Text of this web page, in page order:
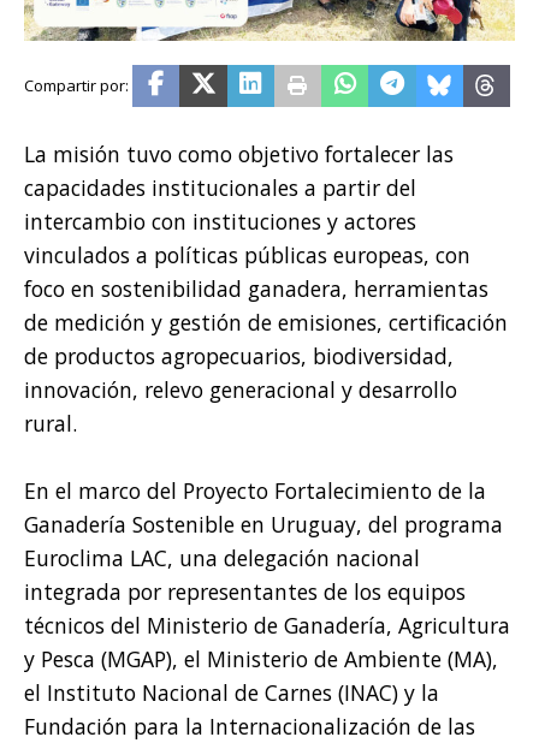
La misión tuvo como objetivo fortalecer las
capacidades institucionales a partir del
intercambio con instituciones y actores
vinculados a políticas públicas europeas, con
foco en sostenibilidad ganadera, herramientas
de medición y gestión de emisiones, certificación
de productos agropecuarios, biodiversidad,
innovación, relevo generacional y desarrollo
rural.
En el marco del Proyecto Fortalecimiento de la
Ganadería Sostenible en Uruguay, del programa
Euroclima LAC, una delegación nacional
integrada por representantes de los equipos
técnicos del Ministerio de Ganadería, Agricultura
y Pesca (MGAP), el Ministerio de Ambiente (MA),
el Instituto Nacional de Carnes (INAC) y la
Fundación para la Internacionalización de las